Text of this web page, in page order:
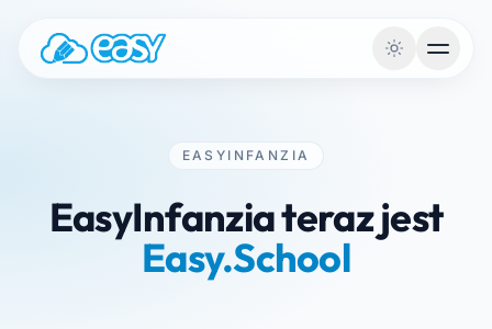
EASYINFANZIA
EasyInfanzia teraz jest
Easy.School